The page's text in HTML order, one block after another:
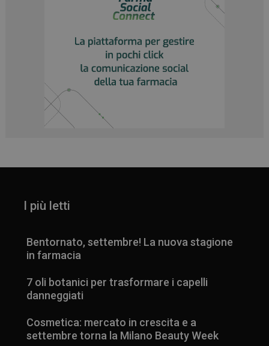
I più letti
Bentornato, settembre! La nuova stagione
in farmacia
7 oli botanici per trasformare i capelli
danneggiati
Cosmetica: mercato in crescita e a
settembre torna la Milano Beauty Week